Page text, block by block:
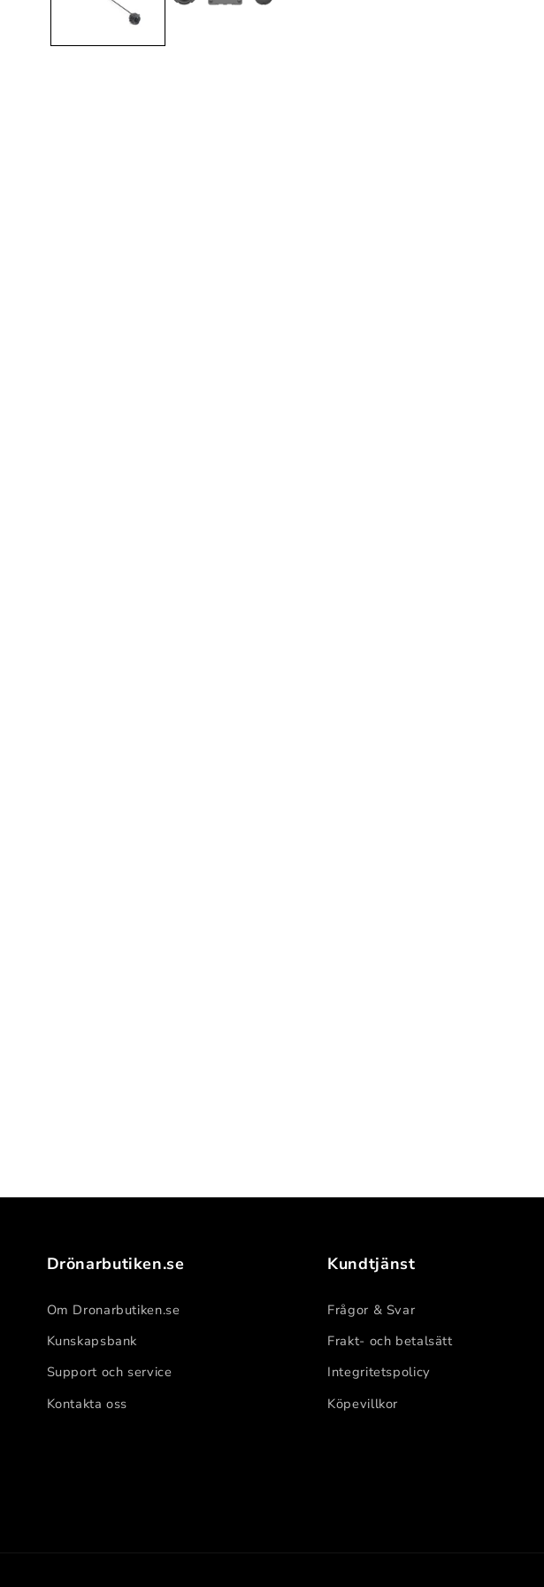
Drönarbutiken.se
Om Dronarbutiken.se
Kunskapsbank
Support och service
Kontakta oss
Kundtjänst
Frågor & Svar
Frakt- och betalsätt
Integritetspolicy
Köpevillkor